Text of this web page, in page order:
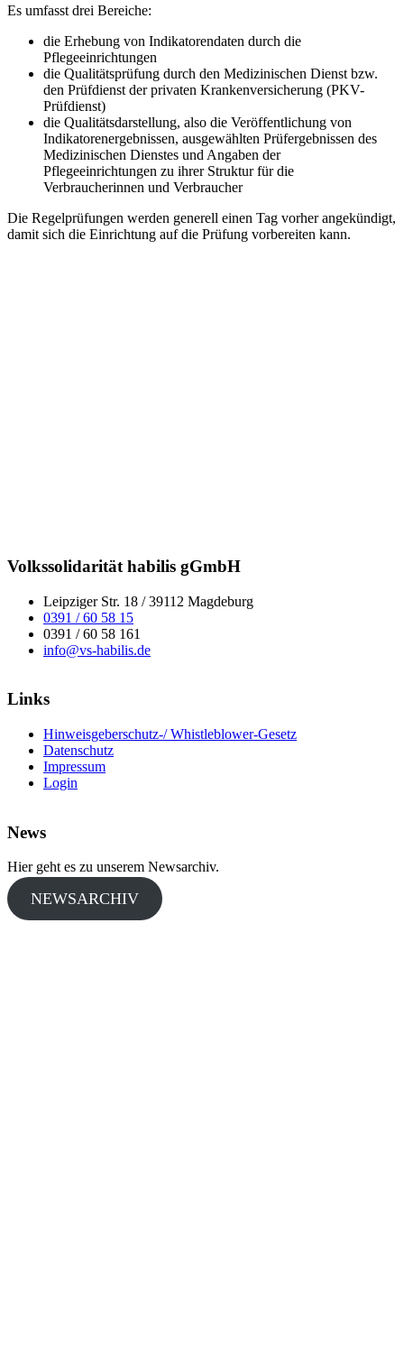
Es umfasst drei Bereiche:
die Erhebung von Indikatorendaten durch die
Pflegeeinrichtungen
die Qualitätsprüfung durch den Medizinischen Dienst bzw.
den Prüfdienst der privaten Krankenversicherung (PKV-
Prüfdienst)
die Qualitätsdarstellung, also die Veröffentlichung von
Indikatorenergebnissen, ausgewählten Prüfergebnissen des
Medizinischen Dienstes und Angaben der
Pflegeeinrichtungen zu ihrer Struktur für die
Verbraucherinnen und Verbraucher
Die Regelprüfungen werden generell einen Tag vorher angekündigt,
damit sich die Einrichtung auf die Prüfung vorbereiten kann.
Volkssolidarität habilis gGmbH
Leipziger Str. 18 / 39112 Magdeburg
0391 / 60 58 15
0391 / 60 58 161
info@vs-habilis.de
Links
Hinweisgeberschutz-/ Whistleblower-Gesetz
Datenschutz
Impressum
Login
News
Hier geht es zu unserem Newsarchiv.
NEWSARCHIV